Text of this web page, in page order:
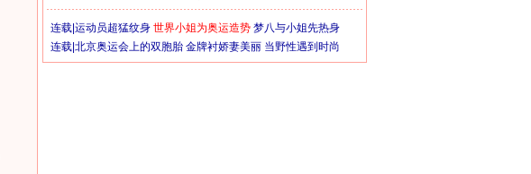
连载| 运动员超猛纹身 世界小姐为奥运造势 梦八与小姐先热身
连载| 北京奥运会上的双胞胎 金牌衬娇妻美丽 当野性遇到时尚